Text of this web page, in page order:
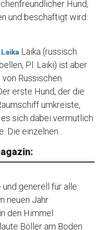
Hund,
und beschäftigt wird.
Laika (russisch
Pl. Laiki) ist aber
Russischen
erste Hund, der die
umkreiste,
sich dabei vermutlich
einzelnen...
generell für alle
neuen Jahr
den Himmel
Böller am Boden